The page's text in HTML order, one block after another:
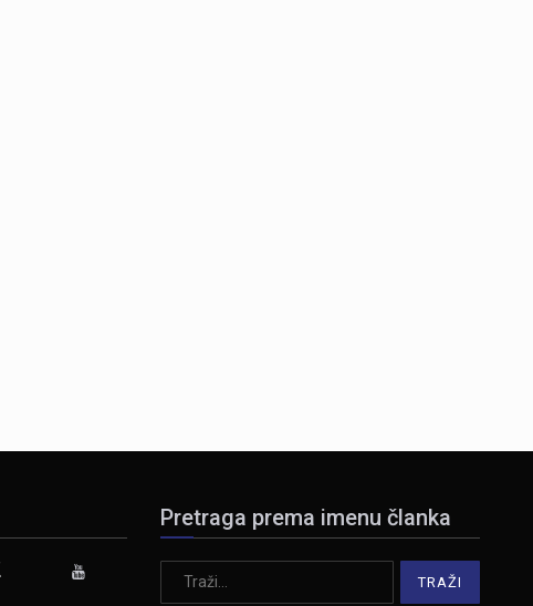
Pretraga prema imenu članka